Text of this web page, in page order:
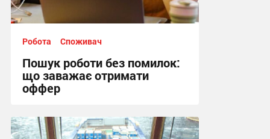
Робота Споживач
Пошук роботи без помилок:
що заважає отримати
оффер
11:24, 25.05.2026